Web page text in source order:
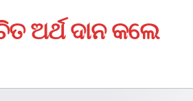
ଅର୍ଥ ଦାନ କଲେ